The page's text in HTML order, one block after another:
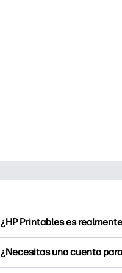
¿HP Printables es
Explore páginas para
¿Necesitas una cuenta